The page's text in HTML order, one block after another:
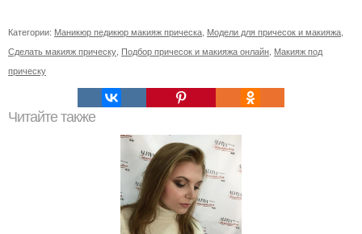
Категории: Маникюр педикюр макияж прическа Модели для причесок и макияжа
Сделать макияж прическу Подбор причесок и макияжа онлайн Макияж под
прическу
Читайте также